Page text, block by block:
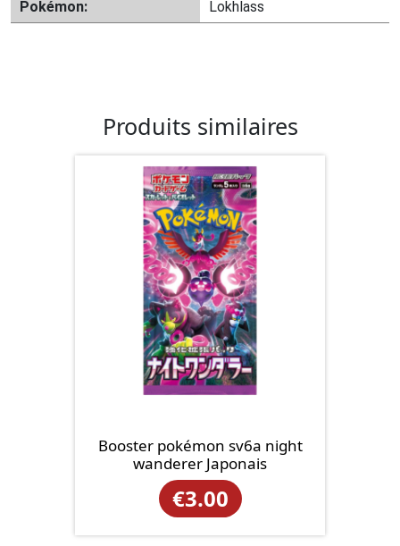
Pokémon:
Lokhlass
Produits similaires
Booster pokémon sv6a night
wanderer Japonais
€3.00